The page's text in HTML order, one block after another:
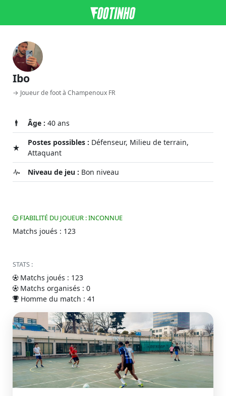
Ibo
→ Joueur de foot à Champenoux FR
Âge : 40 ans
Postes possibles : Défenseur, Milieu de terrain,
Attaquant
Niveau de jeu : Bon niveau
FIABILITÉ DU JOUEUR : INCONNUE
Matchs joués : 123
STATS :
Matchs joués : 123
Matchs organisés : 0
Homme du match : 41